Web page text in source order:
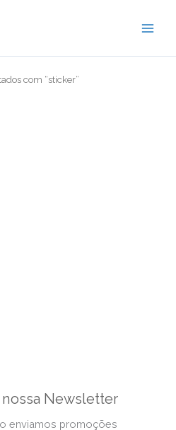
com “sticker”
Newsletter
enviamos promoções